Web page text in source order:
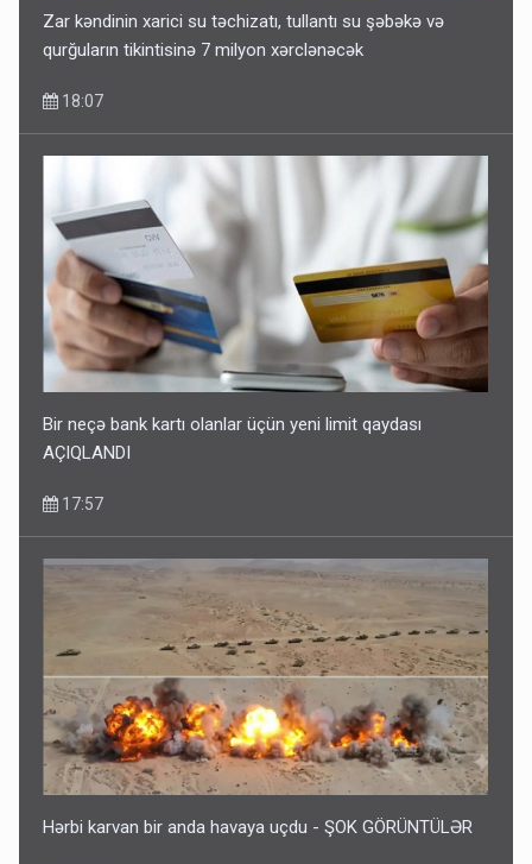
Zar kəndinin xarici su təchizatı, tullantı su şəbəkə və
qurğuların tikintisinə 7 milyon xərclənəcək
18:07
Bir neçə bank kartı olanlar üçün yeni limit qaydası
AÇIQLANDI
17:57
Hərbi karvan bir anda havaya uçdu - ŞOK GÖRÜNTÜLƏR